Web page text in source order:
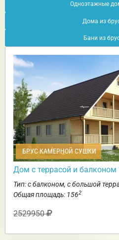
Одноэтажные
Дома из
Бани из
БРУС КАМЕРНОЙ СУШКИ
Дом с террасой и балконом
Тип: с балконом, с большой
Общая площадь: 1562
2529950